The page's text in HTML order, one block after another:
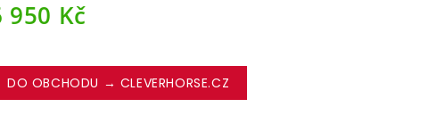
950 Kč
DO OBCHODU → CLEVERHORSE.CZ